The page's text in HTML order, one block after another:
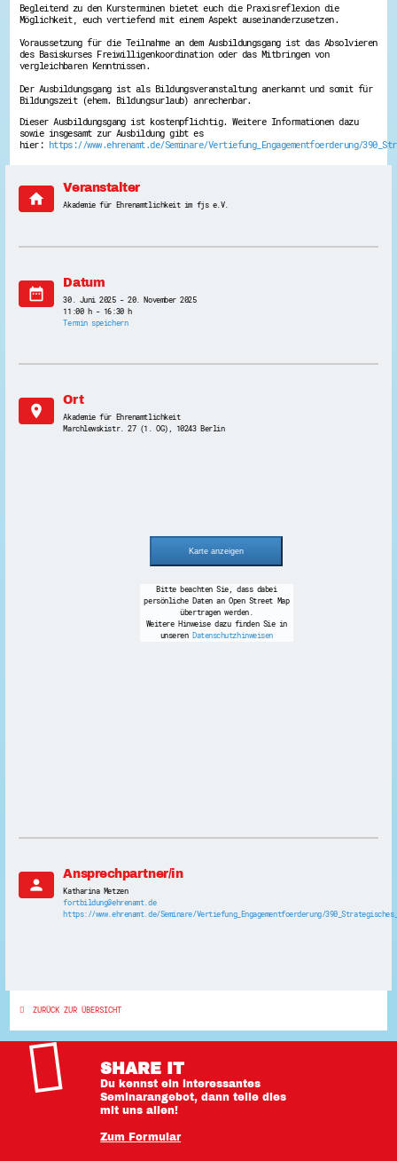
Versicherungsschutz
Wissenswertes rund um dein Ehrenamt
Zahlen, Daten, Fakten aus Hessen
Service
Suche
Downloads
Kontakt
Impressum
Datenschutz
Begleitend zu den Kursterminen bietet euch die Praxisreflexion die
Möglichkeit, euch vertiefend mit einem Aspekt auseinanderzusetzen.
Voraussetzung für die Teilnahme an dem Ausbildungsgang ist das Absolvieren
des Basiskurses Freiwilligenkoordination oder das Mitbringen von
vergleichbaren Kenntnissen.
Der Ausbildungsgang ist als Bildungsveranstaltung anerkannt und somit für
Bildungszeit (ehem. Bildungsurlaub) anrechenbar.
Dieser Ausbildungsgang ist kostenpflichtig. Weitere Informationen dazu
sowie insgesamt zur Ausbildung gibt es
hier: https://www.ehrenamt.de/Seminare/Vertiefung_Engagementfoerderung/
home
Veranstalter
Akademie für Ehrenamtlichkeit im fjs e.V.
date_range
Datum
30. Juni 2025 - 20. November 2025
11:00 h - 16:30 h
Termin speichern
location_on
Ort
Akademie für Ehrenamtlichkeit
Marchlewskistr. 27 (1. OG), 10243 Berlin
Bitte beachten Sie, dass dabei
persönliche Daten an Open Street Map
übertragen werden.
Weitere Hinweise dazu finden Sie in
unseren Datenschutzhinweisen
person
Ansprechpartner/in
Katharina Metzen
fortbildung@ehrenamt.de
https://www.ehrenamt.de/Seminare/Vertiefung_Engagementfoerderung/
ZURÜCK ZUR ÜBERSICHT
SHARE IT
Du kennst ein interessantes
Seminarangebot, dann teile dies
mit uns allen!
Zum Formular